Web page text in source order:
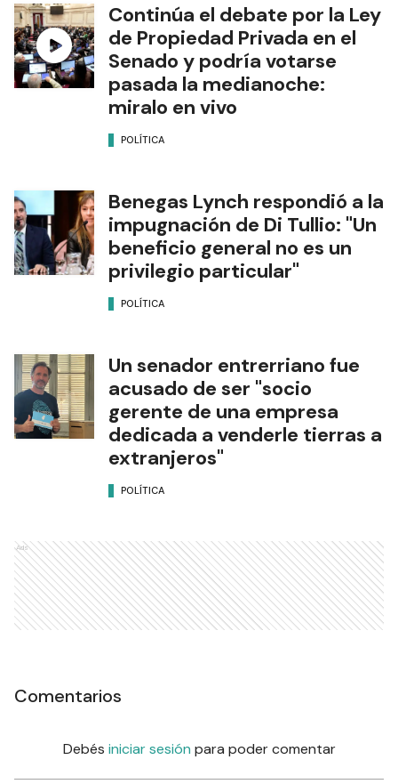
Continúa el debate por la Ley
de Propiedad Privada en el
Senado y podría votarse
pasada la medianoche:
miralo en vivo
POLÍTICA
Benegas Lynch respondió a la
impugnación de Di Tullio: "Un
beneficio general no es un
privilegio particular"
POLÍTICA
Un senador entrerriano fue
acusado de ser "socio
gerente de una empresa
dedicada a venderle tierras a
extranjeros"
POLÍTICA
Ads
Comentarios
Debés iniciar sesión para poder comentar